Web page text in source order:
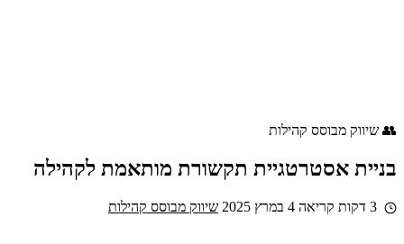
👥 שיווק מבוסס קהילות
בניית אסטרטגיית תקשורת מותאמת לקהילה
4 במרץ 2025 שיווק מבוסס קהילות